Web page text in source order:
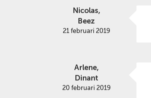
Nicolas,
Beez
21 februari 2019
Arlene,
Dinant
20 februari 2019